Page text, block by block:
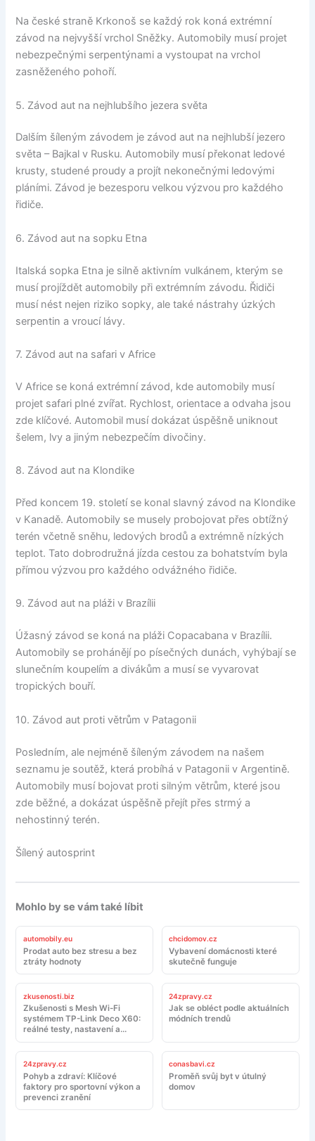
Na české straně Krkonoš se každý rok koná extrémní
závod na nejvyšší vrchol Sněžky. Automobily musí projet
nebezpečnými serpentýnami a vystoupat na vrchol
zasněženého pohoří.
5. Závod aut na nejhlubšího jezera světa
Dalším šíleným závodem je závod aut na nejhlubší jezero
světa – Bajkal v Rusku. Automobily musí překonat ledové
krusty, studené proudy a projít nekonečnými ledovými
pláními. Závod je bezesporu velkou výzvou pro každého
řidiče.
6. Závod aut na sopku Etna
Italská sopka Etna je silně aktivním vulkánem, kterým se
musí projíždět automobily při extrémním závodu. Řidiči
musí nést nejen riziko sopky, ale také nástrahy úzkých
serpentin a vroucí lávy.
7. Závod aut na safari v Africe
V Africe se koná extrémní závod, kde automobily musí
projet safari plné zvířat. Rychlost, orientace a odvaha jsou
zde klíčové. Automobil musí dokázat úspěšně uniknout
šelem, lvy a jiným nebezpečím divočiny.
8. Závod aut na Klondike
Před koncem 19. století se konal slavný závod na Klondike
v Kanadě. Automobily se musely probojovat přes obtížný
terén včetně sněhu, ledových brodů a extrémně nízkých
teplot. Tato dobrodružná jízda cestou za bohatstvím byla
přímou výzvou pro každého odvážného řidiče.
9. Závod aut na pláži v Brazílii
Úžasný závod se koná na pláži Copacabana v Brazílii.
Automobily se prohánějí po písečných dunách, vyhýbají se
slunečním koupelím a divákům a musí se vyvarovat
tropických bouří.
10. Závod aut proti větrům v Patagonii
Posledním, ale nejméně šíleným závodem na našem
seznamu je soutěž, která probíhá v Patagonii v Argentině.
Automobily musí bojovat proti silným větrům, které jsou
zde běžné, a dokázat úspěšně přejít přes strmý a
nehostinný terén.
Šílený autosprint
Mohlo by se vám také líbit
automobily.eu
Prodat auto bez stresu a bez
ztráty hodnoty
chcidomov.cz
Vybavení domácnosti které
skutečně funguje
zkusenosti.biz
Zkušenosti s Mesh Wi-Fi
systémem TP-Link Deco X60:
reálné testy, nastavení a
doporučení
24zpravy.cz
Jak se obléct podle aktuálních
módních trendů
24zpravy.cz
Pohyb a zdraví: Klíčové
faktory pro sportovní výkon a
prevenci zranění
conasbavi.cz
Proměň svůj byt v útulný
domov